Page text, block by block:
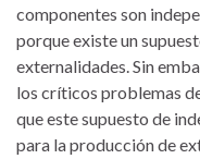
componentes son
porque existe un
externalidades. Sin
los críticos problemas
que este supuesto de
para la producción de